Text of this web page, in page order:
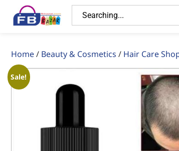
Home/ Beauty & Cosmetics / Hair Care
Sale!